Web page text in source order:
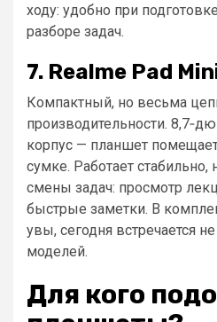
ходу: удобно при
разборе задач.
7. Realme Pad
Компактный, но весьма
производительности.
корпус — планшет
сумке. Работает стабильно,
смены задач: просмотр
быстрые заметки. В
увы, сегодня встречается
моделей.
Для кого